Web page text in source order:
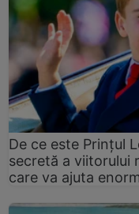
De ce este Prințul
secretă a viitorului
care va ajuta